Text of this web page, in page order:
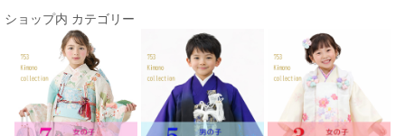
ショップ内 カテゴリー